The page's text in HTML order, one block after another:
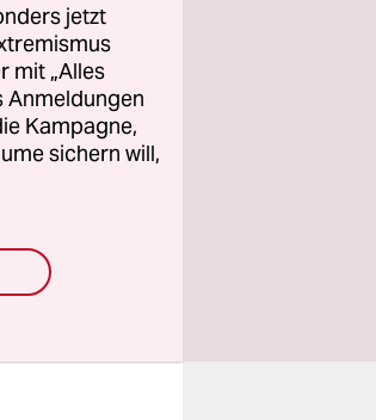
jetzt
mit „Alles
Anmeldungen
Kampagne,
sichern will,